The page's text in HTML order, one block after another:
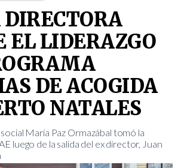
DIRECTORA
EL LIDERAZGO
DE ACOGIDA
NATALES
María Paz Ormazábal tomó la
luego de la salida del ex director, Juan